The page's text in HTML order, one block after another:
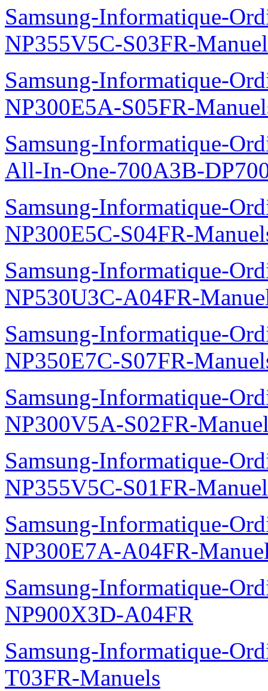
Samsung-Informatique-
NP355V5C-S03FR-
Samsung-Informatique-
NP300E5A-S05FR-
Samsung-Informatique-
All-In-One-700A3B-
Samsung-Informatique-
NP300E5C-S04FR-
Samsung-Informatique-
NP530U3C-A04FR-
Samsung-Informatique-
NP350E7C-S07FR-
Samsung-Informatique-
NP300V5A-S02FR-
Samsung-Informatique-
NP355V5C-S01FR-
Samsung-Informatique-
NP300E7A-A04FR-
Samsung-Informatique-
NP900X3D-A04FR
Samsung-Informatique-
T03FR-Manuels